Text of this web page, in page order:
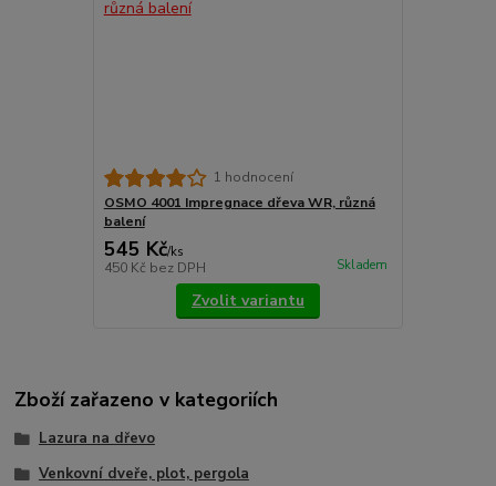
1 hodnocení
OSMO 4001 Impregnace dřeva WR, různá
balení
545 Kč/ks
450 Kč bez DPH Skladem
Zvolit variantu
Zboží zařazeno v kategoriích
Lazura na dřevo
Venkovní dveře, plot, pergola